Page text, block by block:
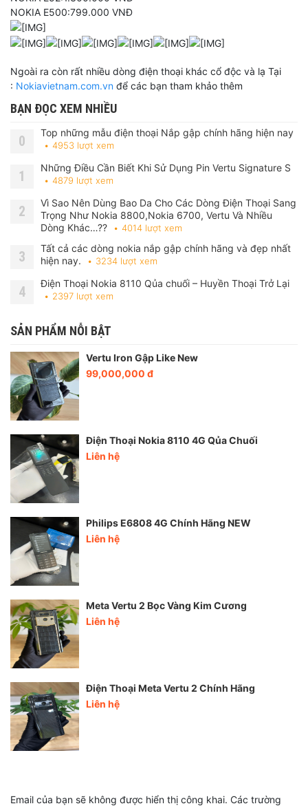
NOKIA E500:799.000 VNĐ
Ngoài ra còn rất nhiều dòng điện thoại khác cổ độc và lạ Tại
: Nokiavietnam.com.vn để các bạn tham khảo thêm
BẠN ĐỌC XEM NHIỀU
0
Top những mẫu điện thoại Nắp gập chính hãng hiện nay
4953 lượt xem
1
Những Điều Cần Biết Khi Sử Dụng Pin Vertu Signature S
4879 lượt xem
2
Vì Sao Nên Dùng Bao Da Cho Các Dòng Điện Thoại Sang
Trọng Như Nokia 8800,Nokia 6700, Vertu Và Nhiều
Dòng Khác…??
4014 lượt xem
3
Tất cả các dòng nokia nắp gập chính hãng và đẹp nhất
hiện nay.
3234 lượt xem
4
Điện Thoại Nokia 8110 Qủa chuối – Huyền Thoại Trở Lại
2397 lượt xem
SẢN PHẨM NỖI BẬT
Vertu Iron Gập Like New
99,000,000 đ
Điện Thoại Nokia 8110 4G Qủa Chuối
Liên hệ
Philips E6808 4G Chính Hãng NEW
Liên hệ
Meta Vertu 2 Bọc Vàng Kim Cương
Liên hệ
Điện Thoại Meta Vertu 2 Chính Hãng
Liên hệ
Email của bạn sẽ không được hiển thị công khai. Các trường